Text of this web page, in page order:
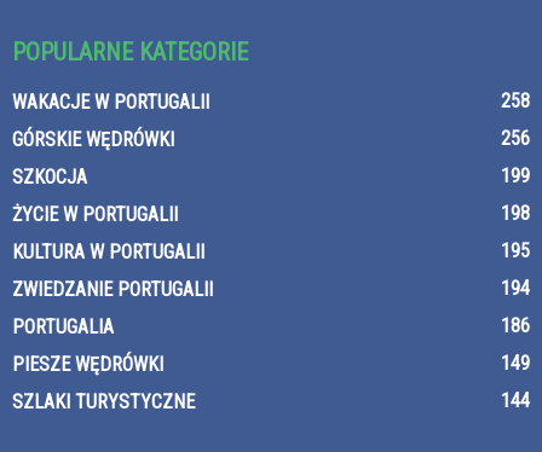
POPULARNE KATEGORIE
WAKACJE W PORTUGALII
258
GÓRSKIE WĘDRÓWKI
256
SZKOCJA
199
ŻYCIE W PORTUGALII
198
KULTURA W PORTUGALII
195
ZWIEDZANIE PORTUGALII
194
PORTUGALIA
186
PIESZE WĘDRÓWKI
149
SZLAKI TURYSTYCZNE
144